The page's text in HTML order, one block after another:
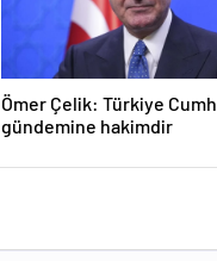
Ömer Çelik: Türkiye
gündemine hakimdir